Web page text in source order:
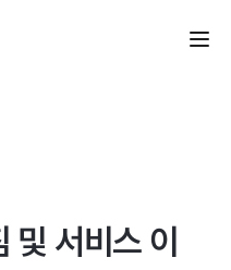
및 서비스 이